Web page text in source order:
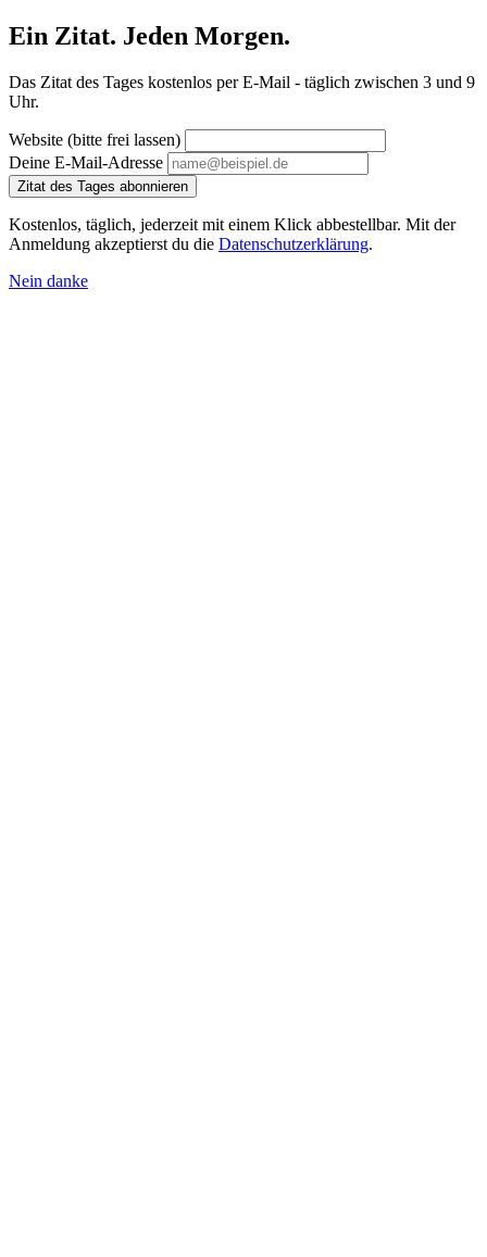
Ein Zitat. Jeden Morgen.
Das Zitat des Tages kostenlos per E-Mail - täglich zwischen 3 und 9
Uhr.
Website (bitte frei lassen)
Deine E-Mail-Adresse
Zitat des Tages abonnieren
Kostenlos, täglich, jederzeit mit einem Klick abbestellbar. Mit der
Anmeldung akzeptierst du die Datenschutzerklärung.
Nein danke